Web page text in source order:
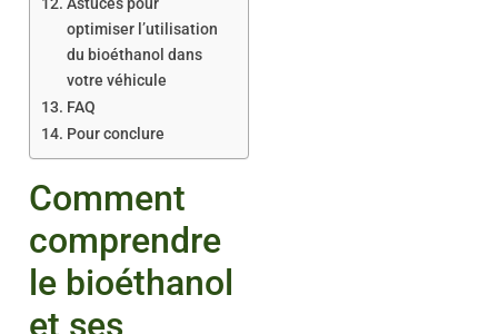
optimiser l’utilisation
du bioéthanol dans
votre véhicule
FAQ
Pour conclure
Comment
comprendre
le bioéthanol
et ses